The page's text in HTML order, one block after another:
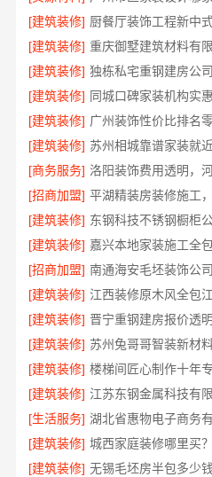
[建筑装修]
[建筑装修]
[建筑装修] 独栋私宅重钢建房公
[建筑装修] 同城口碑家装机构实
[建筑装修]
[建筑装修]
[商务服务]
[招商加盟] 平湖精装房装修施工
[建筑装修] 东钢科技不锈钢橱柜
[建筑装修] 嘉兴本地家装施工全
[招商加盟]
[建筑装修]
[建筑装修]
[建筑装修]
[建筑装修] 楼梯间匠心制作十年
[建筑装修] 江苏东钢金属科技有
[生活服务]
[建筑装修]
[建筑装修]